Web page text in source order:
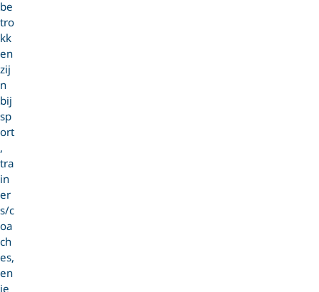
be
tro
kk
en
zij
n
bij
sp
ort
,
tra
in
er
s/c
oa
ch
es,
en
ie